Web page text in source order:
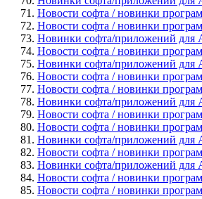
71. Новости софта / новинки
72. Новости софта / новинки
73. Новинки софта/приложений для
74. Новости софта / новинки
75. Новинки софта/приложений для
76. Новости софта / новинки
77. Новости софта / новинки
78. Новинки софта/приложений для
79. Новости софта / новинки
80. Новости софта / новинки
81. Новинки софта/приложений для
82. Новости софта / новинки
83. Новинки софта/приложений для
84. Новости софта / новинки
85. Новости софта / новинки